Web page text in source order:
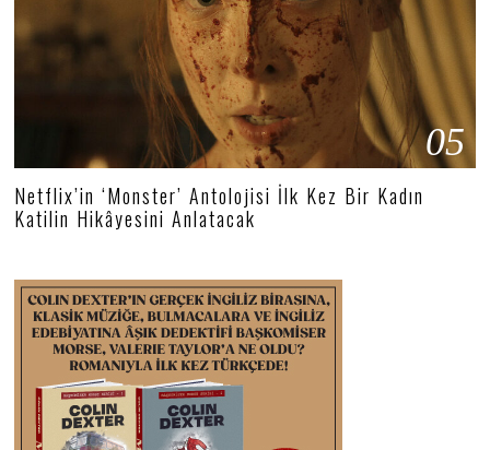
05
Netflix’in ‘Monster’ Antolojisi İlk Kez Bir Kadın
Katilin Hikâyesini Anlatacak